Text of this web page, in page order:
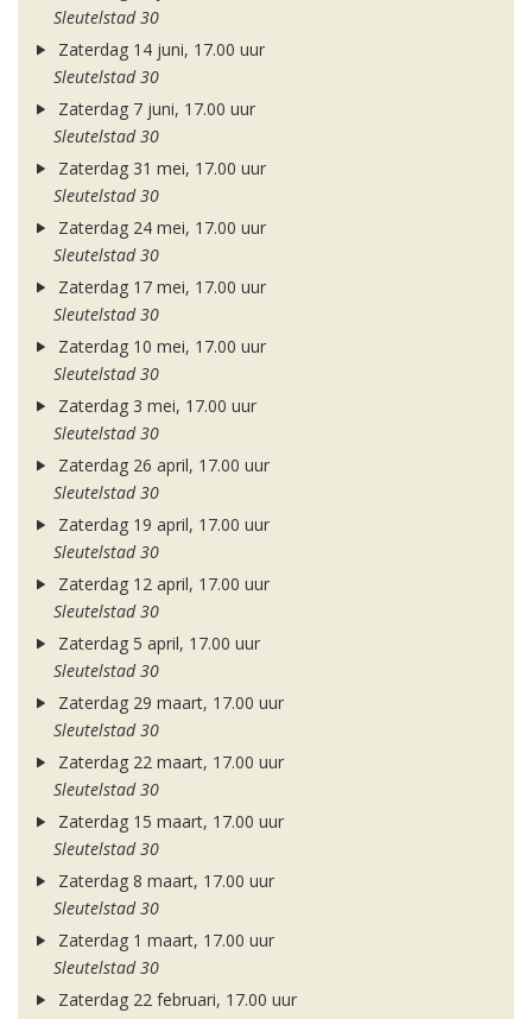
Sleutelstad 30
Zaterdag 14 juni, 17.00 uur
Sleutelstad 30
Zaterdag 7 juni, 17.00 uur
Sleutelstad 30
Zaterdag 31 mei, 17.00 uur
Sleutelstad 30
Zaterdag 24 mei, 17.00 uur
Sleutelstad 30
Zaterdag 17 mei, 17.00 uur
Sleutelstad 30
Zaterdag 10 mei, 17.00 uur
Sleutelstad 30
Zaterdag 3 mei, 17.00 uur
Sleutelstad 30
Zaterdag 26 april, 17.00 uur
Sleutelstad 30
Zaterdag 19 april, 17.00 uur
Sleutelstad 30
Zaterdag 12 april, 17.00 uur
Sleutelstad 30
Zaterdag 5 april, 17.00 uur
Sleutelstad 30
Zaterdag 29 maart, 17.00 uur
Sleutelstad 30
Zaterdag 22 maart, 17.00 uur
Sleutelstad 30
Zaterdag 15 maart, 17.00 uur
Sleutelstad 30
Zaterdag 8 maart, 17.00 uur
Sleutelstad 30
Zaterdag 1 maart, 17.00 uur
Sleutelstad 30
Zaterdag 22 februari, 17.00 uur